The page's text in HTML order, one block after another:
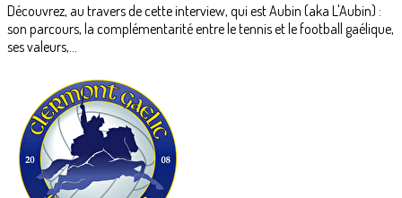
Découvrez, au travers de cette interview, qui est Aubin (aka L'Aubin) :
son parcours, la complémentarité entre le tennis et le football gaélique,
ses valeurs,...